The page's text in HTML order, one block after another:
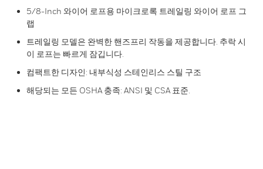
5/8-Inch 와이어 로프용 마이크로록 트레일링 와이어 로프 그
랩
트레일링 모델은 완벽한 핸즈프리 작동을 제공합니다. 추락 시
이 로프는 빠르게 잠깁니다.
컴팩트한 디자인: 내부식성 스테인리스 스틸 구조
해당되는 모든 OSHA 충족: ANSI 및 CSA 표준.